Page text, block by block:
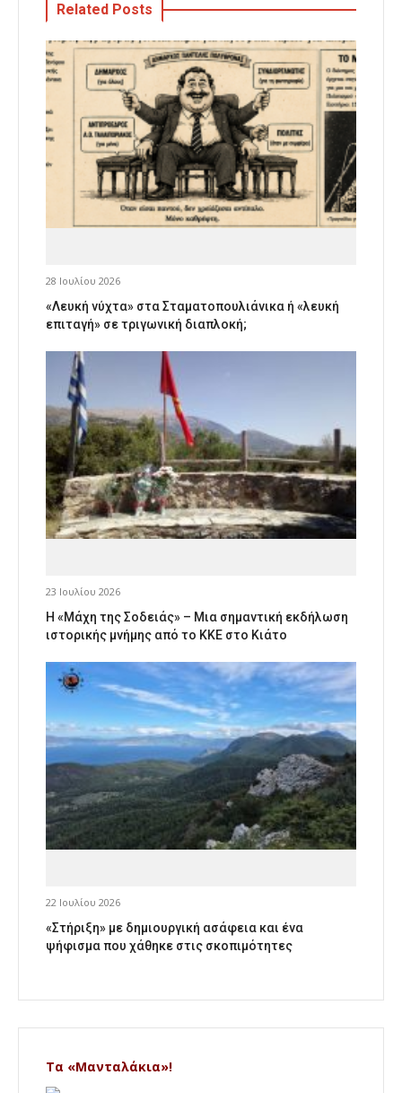
Related Posts
28 Ιουλίου 2026
«Λευκή νύχτα» στα Σταματοπουλιάνικα ή «λευκή
επιταγή» σε τριγωνική διαπλοκή;
23 Ιουλίου 2026
Η «Μάχη της Σοδειάς» – Μια σημαντική εκδήλωση
ιστορικής μνήμης από το ΚΚΕ στο Κιάτο
22 Ιουλίου 2026
«Στήριξη» με δημιουργική ασάφεια και ένα
ψήφισμα που χάθηκε στις σκοπιμότητες
Τα «Μανταλάκια»!